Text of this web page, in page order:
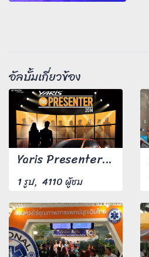
อัลบั้มเกี่ยวข้อง
Yaris Presenter 2014
1 รูป, 4110 ผู้ชม